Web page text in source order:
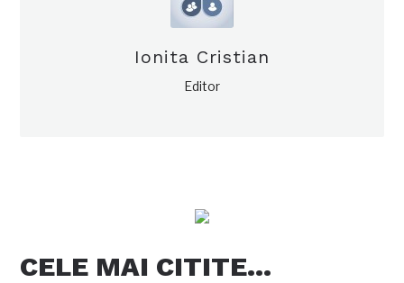
Ionita Cristian
Editor
CELE MAI CITITE…